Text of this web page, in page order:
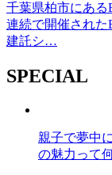
千葉県柏市にある
連続で開催され
建託シ…
SPECIAL
親子で夢中
の魅力って